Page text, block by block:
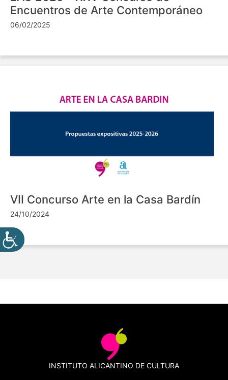
Encuentros de Arte Contemporáneo
06/02/2025
VII Concurso Arte en la Casa Bardín
24/10/2024
INSTITUTO ALICANTINO DE CULTURA